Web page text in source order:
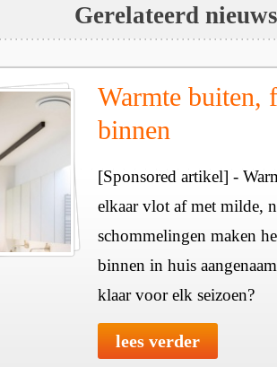
Gerelateerd nieuws
Warmte buiten,
binnen
[Sponsored artikel] -
elkaar vlot af met milde,
schommelingen maken
binnen in huis
klaar voor elk seizoen?
lees verder